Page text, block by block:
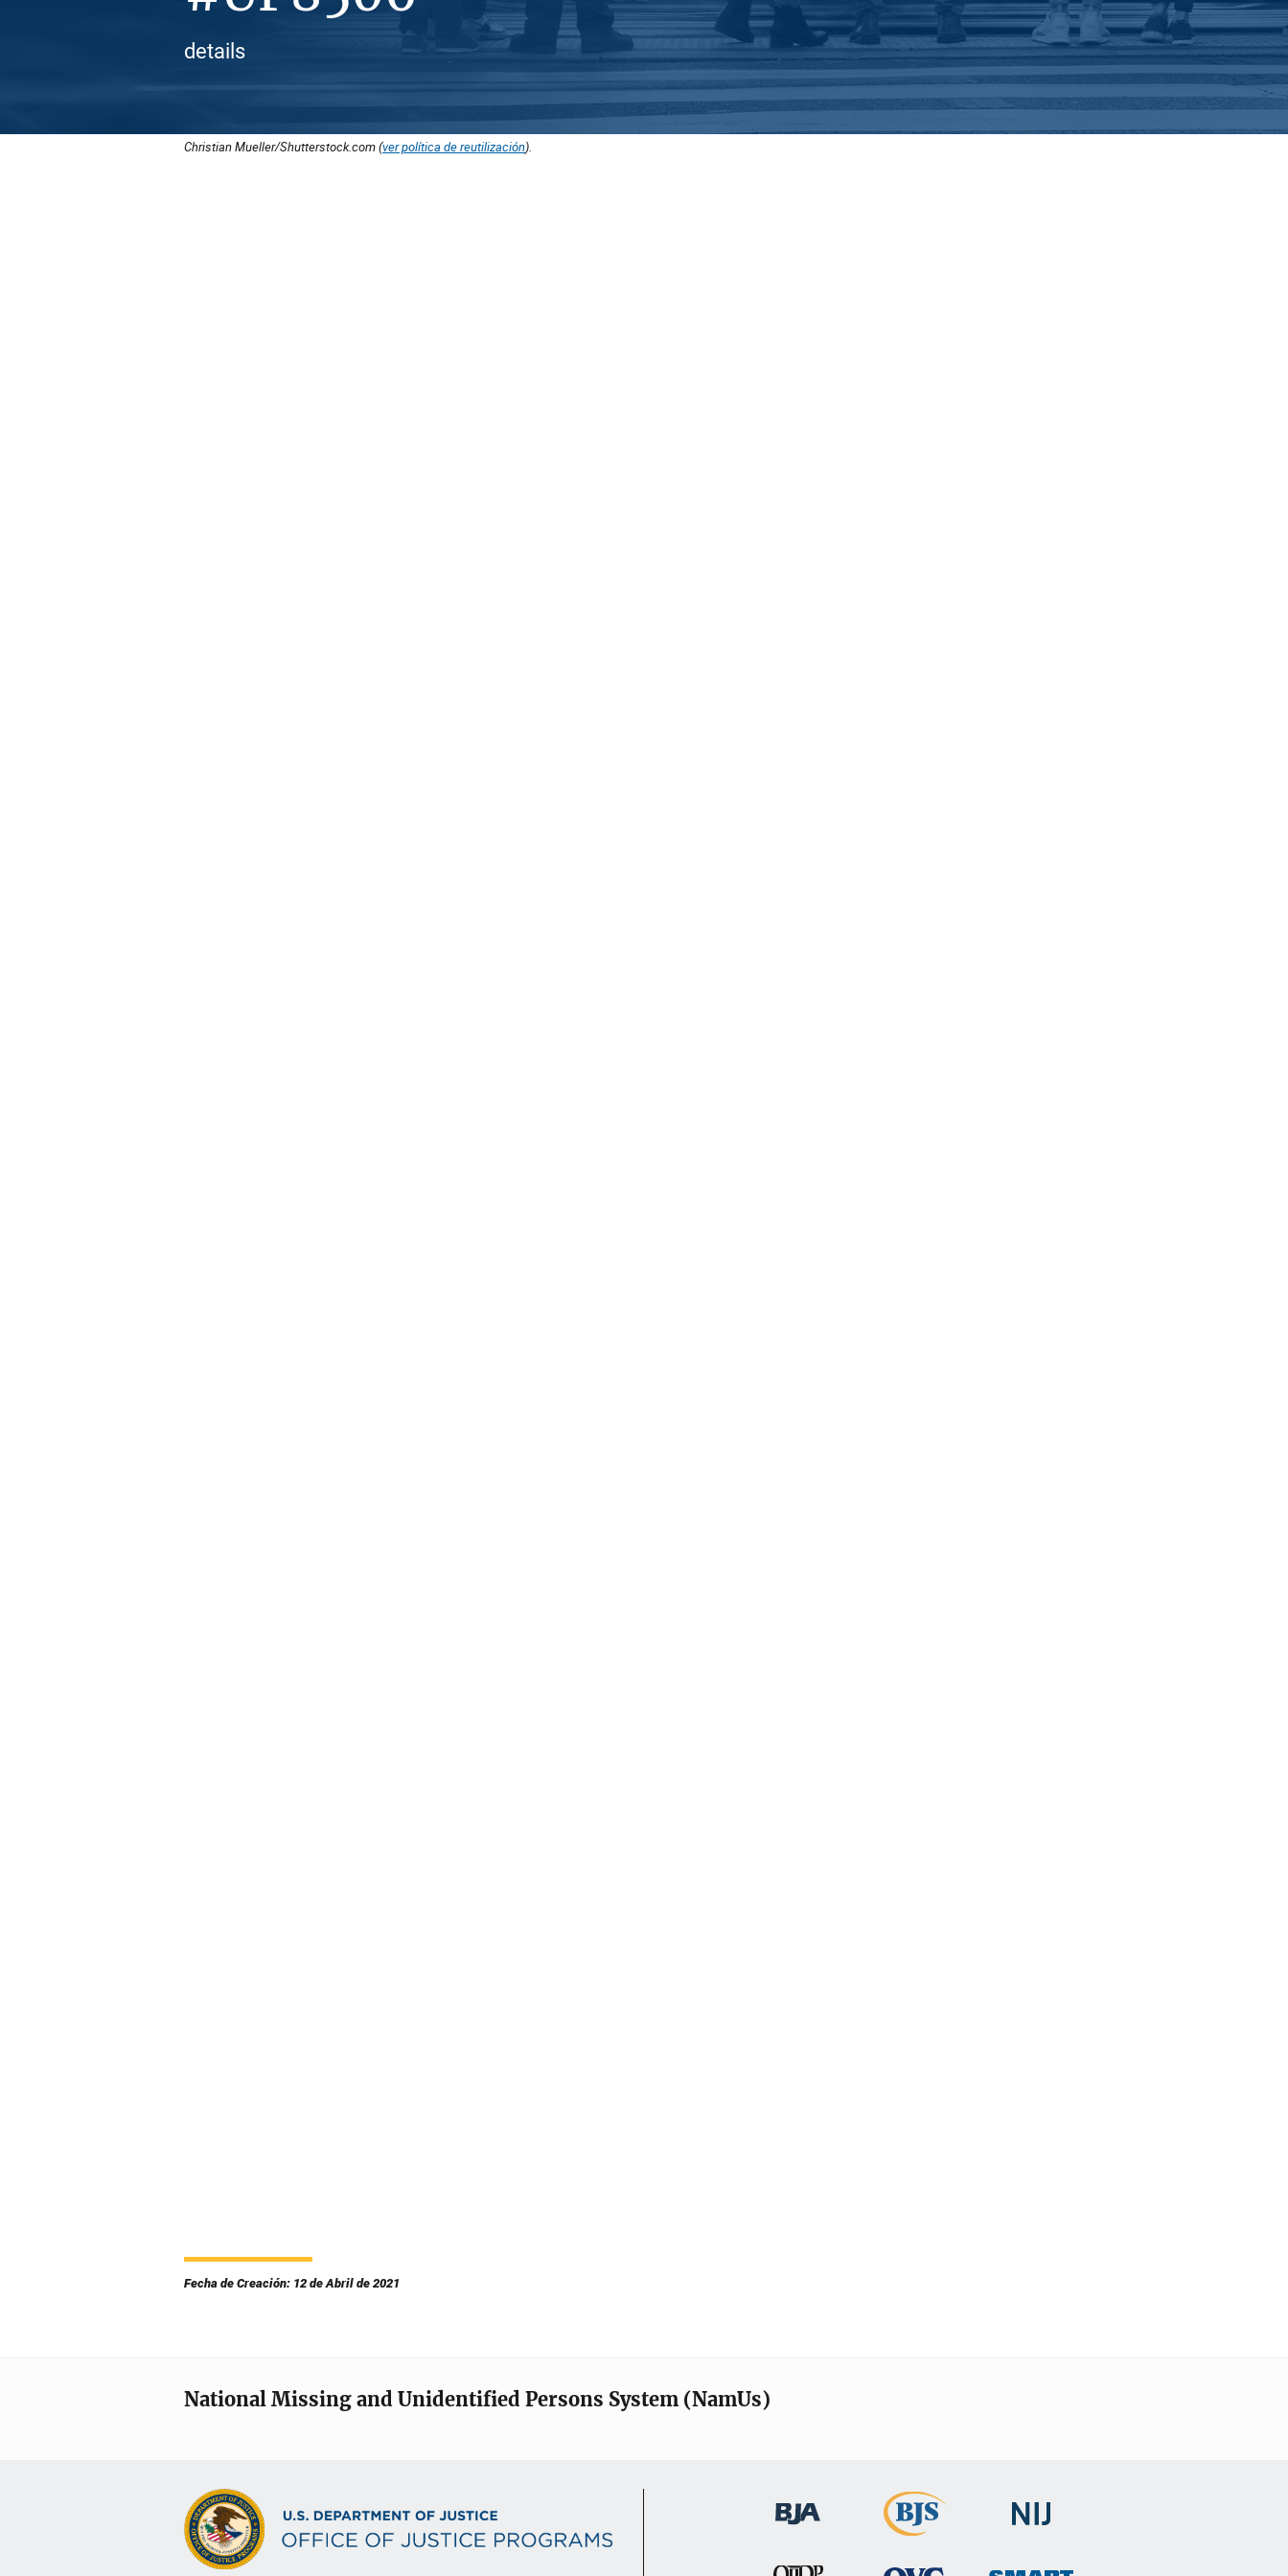
details
Christian Mueller/Shutterstock.com (ver política de reutilización).
Fecha de Creación: 12 de Abril de 2021
National Missing and Unidentified Persons System (NamUs)